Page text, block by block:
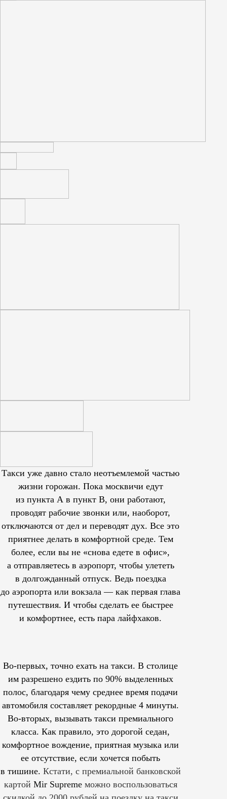
Такси уже давно стало неотъемлемой частью
жизни горожан. Пока москвичи едут
из пункта А в пункт В, они работают,
проводят рабочие звонки или, наоборот,
отключаются от дел и переводят дух. Все это
приятнее делать в комфортной среде. Тем
более, если вы не «снова едете в офис»,
а отправляетесь в аэропорт, чтобы улететь
в долгожданный отпуск. Ведь поездка
до аэропорта или вокзала — как первая глава
путешествия. И чтобы сделать ее быстрее
и комфортнее, есть пара лайфхаков.
Во-первых, точно ехать на такси. В столице
им разрешеноездить по 90% выделенных
полос, благодаря чему среднее время подачи
автомобиля составляет рекордные 4 минуты.
Во-вторых, вызывать такси премиального
класса. Как правило, это дорогой седан,
комфортное вождение, приятная музыка или
ее отсутствие, если хочется побыть
в тишине. Кстати, с премиальной банковской
картой Mir Supreme можно воспользоваться